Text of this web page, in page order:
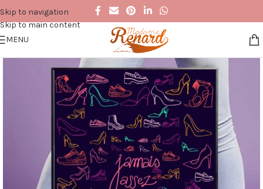
Skip to navigation
Skip to main content
MENU